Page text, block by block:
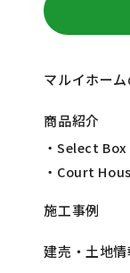
マルイホー
商品紹介
・Select Box
・Court
施工事例
建売・土地情